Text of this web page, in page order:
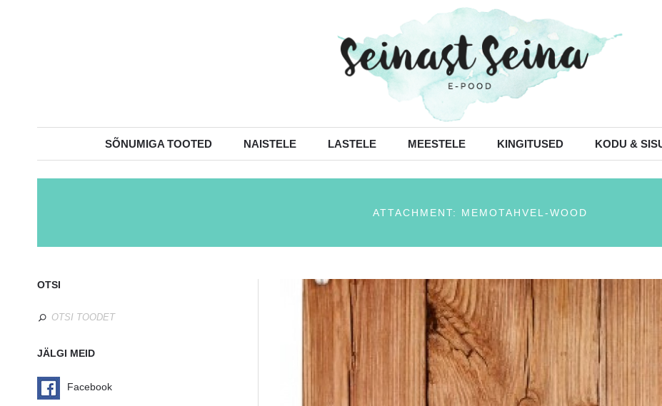
SÕNUMIGA TOOTED NAISTELE LASTELE MEESTELE KINGITUSED KODU &
ATTACHMENT: MEMOTAHVEL-WOOD
OTSI
JÄLGI MEID
Facebook